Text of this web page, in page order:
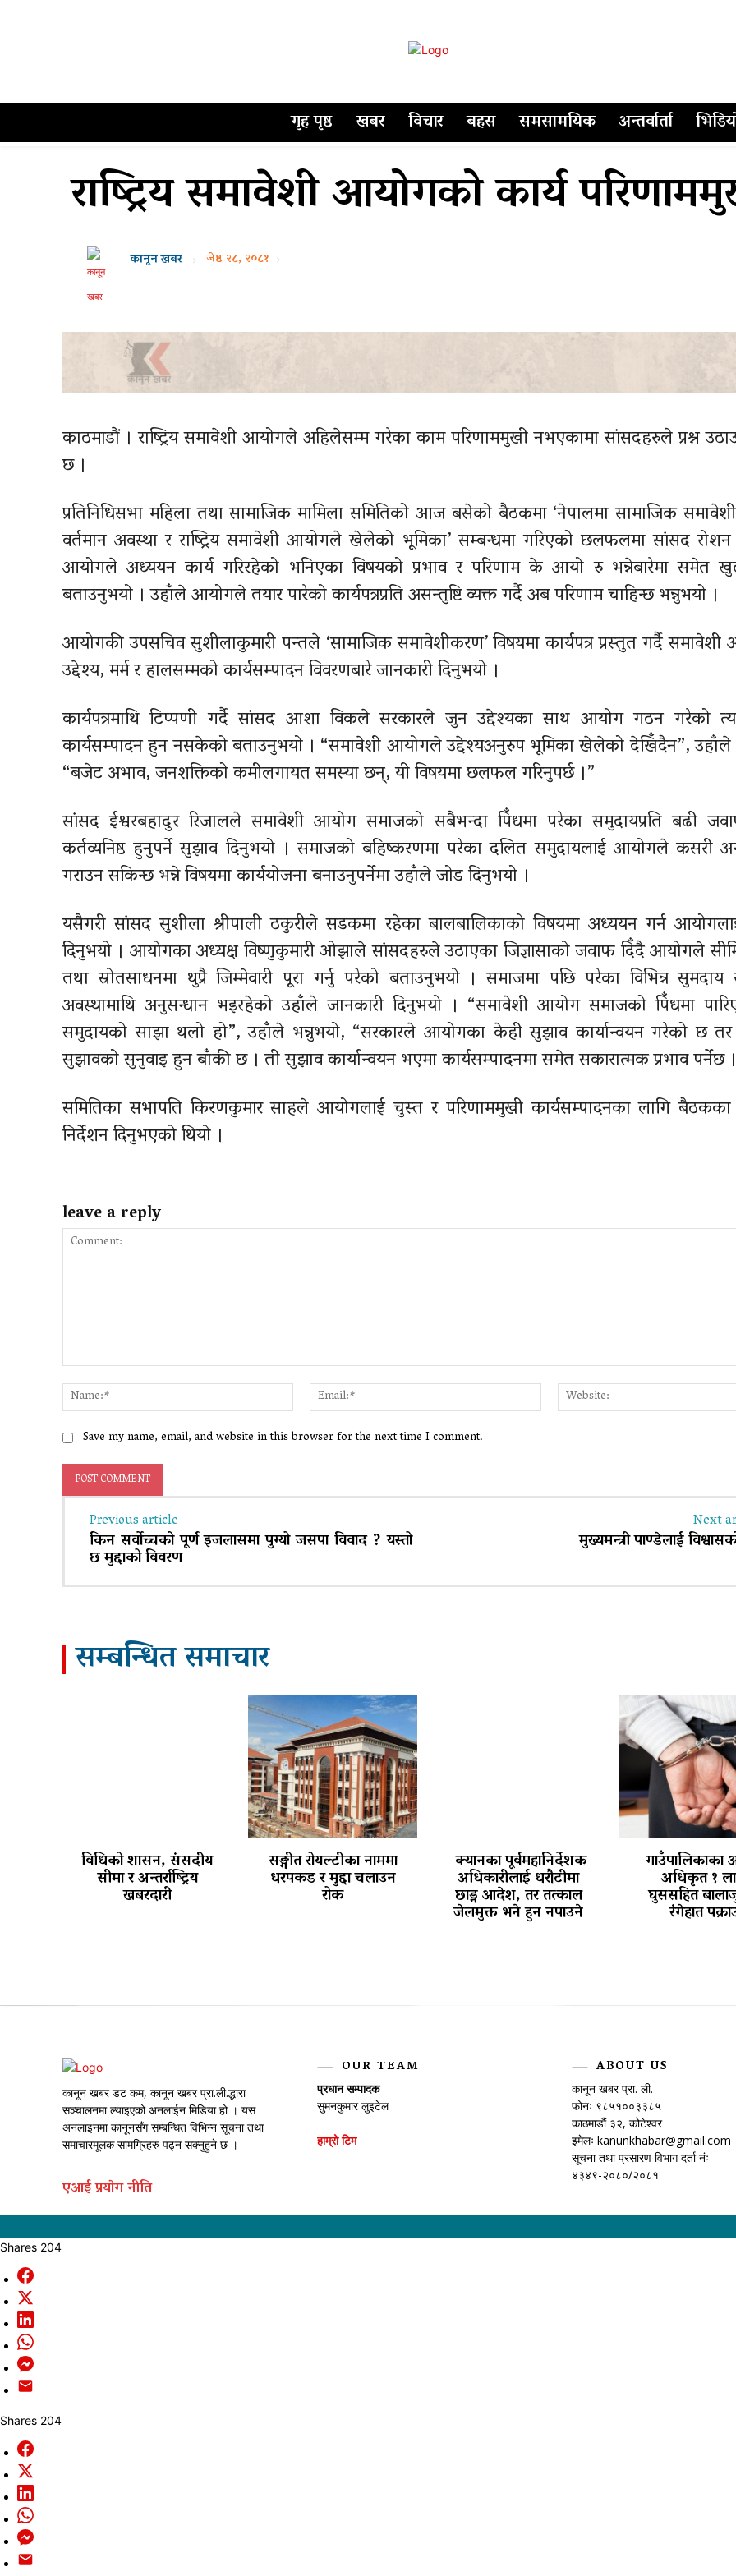
गृह पृष्ठ खबर विचार बहस समसामयिक अन्तर्वार्ता
राष्ट्रिय समावेशी आयोगको कार्य
कानून खबर जेष्ठ २८, २०८१
काठमाडौं । राष्ट्रिय समावेशी आयोगले अहिलेसम्म गरेका काम परिणाममुखी नभएकामा सांसदहरुले प्रश्न
छ ।
प्रतिनिधिसभा महिला तथा सामाजिक मामिला समितिको आज बसेको बैठकमा ‘नेपालमा सामाजिक
वर्तमान अवस्था र राष्ट्रिय समावेशी आयोगले खेलेको भूमिका’ सम्बन्धमा गरिएको छलफलमा सांसद
आयोगले अध्ययन कार्य गरिरहेको भनिएका विषयको प्रभाव र परिणाम के आयो रु भन्नेबारेमा समेत
बताउनुभयो । उहाँले आयोगले तयार पारेको कार्यपत्रप्रति असन्तुष्टि व्यक्त गर्दै अब परिणाम चाहिन्छ भन्नुभयो ।
आयोगकी उपसचिव सुशीलाकुमारी पन्तले ‘सामाजिक समावेशीकरण’ विषयमा कार्यपत्र प्रस्तुत गर्दै
उद्देश्य, मर्म र हालसम्मको कार्यसम्पादन विवरणबारे जानकारी दिनुभयो ।
कार्यपत्रमाथि टिप्पणी गर्दै सांसद आशा विकले सरकारले जुन उद्देश्यका साथ आयोग गठन गरेको
कार्यसम्पादन हुन नसकेको बताउनुभयो । “समावेशी आयोगले उद्देश्यअनुरुप भूमिका खेलेको देखिँदैन”, उहाँले
“बजेट अभाव, जनशक्तिको कमीलगायत समस्या छन्, यी विषयमा छलफल गरिनुपर्छ ।”
सांसद ईश्वरबहादुर रिजालले समावेशी आयोग समाजको सबैभन्दा पिँधमा परेका समुदायप्रति बढी
कर्तव्यनिष्ठ हुनुपर्ने सुझाव दिनुभयो । समाजको बहिष्करणमा परेका दलित समुदायलाई आयोगले कसरी
गराउन सकिन्छ भन्ने विषयमा कार्ययोजना बनाउनुपर्नेमा उहाँले जोड दिनुभयो ।
यसैगरी सांसद सुशीला श्रीपाली ठकुरीले सडकमा रहेका बालबालिकाको विषयमा अध्ययन गर्न
दिनुभयो । आयोगका अध्यक्ष विष्णुकुमारी ओझाले सांसदहरुले उठाएका जिज्ञासाको जवाफ दिँदै आयोगले
तथा स्रोतसाधनमा थुप्रै जिम्मेवारी पूरा गर्नु परेको बताउनुभयो । समाजमा पछि परेका विभिन्न सुमदाय
अवस्थामाथि अनुसन्धान भइरहेको उहाँले जानकारी दिनुभयो । “समावेशी आयोग समाजको पिँधमा
समुदायको साझा थलो हो”, उहाँले भन्नुभयो, “सरकारले आयोगका केही सुझाव कार्यान्वयन गरेको छ
सुझावको सुनुवाइ हुन बाँकी छ । ती सुझाव कार्यान्वयन भएमा कार्यसम्पादनमा समेत सकारात्मक प्रभाव पर्नेछ
समितिका सभापति किरणकुमार साहले आयोगलाई चुस्त र परिणाममुखी कार्यसम्पादनका लागि बैठकका
निर्देशन दिनुभएको थियो ।
leave a reply
Name:*
Email:*
Save my name, email, and website in this browser for the next time I comment.
Previous article
किन सर्वोच्चको पूर्ण इजलासमा पुग्यो जसपा विवाद ? यस्तो
छ मुद्दाको विवरण
Next
मुख्यमन्त्री पाण्डेलाई
सम्बन्धित समाचार
विधिको शासन, संसदीय
सीमा र अन्तर्राष्ट्रिय
खबरदारी
सङ्गीत रोयल्टीका नाममा
धरपकड र मुद्दा चलाउन
रोक
क्यानका पूर्वमहानिर्देशक
अधिकारीलाई धरौटीमा
छाड्न आदेश, तर तत्काल
जेलमुक्त भने हुन नपाउने
पोखरा विमानस्थल राजस्व घोटाला प्रकरण
गाउँपालिकाका
अधिकृत १
घुससहित
रंगेहात
कानून खबर डट कम, कानून खबर प्रा.ली.द्धारा
सञ्चालनमा ल्याइएको अनलाईन मिडिया हो । यस
अनलाइनमा कानूनसँग सम्बन्धित विभिन्न सूचना तथा
समाचारमूलक सामग्रिहरु पढ्न सक्नुहुने छ ।
एआई प्रयाेग नीति
OUR TEAM
प्रधान सम्पादक
सुमनकुमार लुइटेल
हाम्रो टिम
ABOUT US
कानून खबर प्रा. ली.
फोनः ९८५१००३३८५
काठमाडौं ३२, कोटेश्वर
इमेलः kanunkhabar@gmail.com
सूचना तथा प्रसारण विभाग दर्ता नंः
४३४९-२०८०/२०८१
Shares 204
Facebook
WhatsApp
Messenger
Shares 204
Facebook
WhatsApp
Messenger